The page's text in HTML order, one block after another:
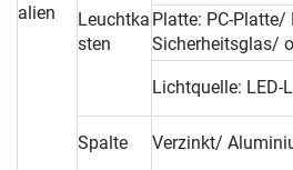
alien
Leuchtka
sten
Platte: PC-Platte/
Sicherheitsglas/
Lichtquelle: LED-
Spalte Verzinkt/